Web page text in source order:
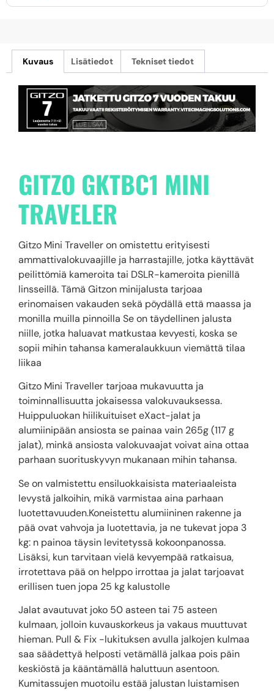
Kuvaus Lisätiedot Tekniset tiedot
GITZO GKTBC1 MINI
TRAVELER
Gitzo Mini Traveller on omistettu erityisesti
ammattivalokuvaajille ja harrastajille, jotka käyttävät
peilittömiä kameroita tai DSLR-kameroita pienillä
linsseillä. Tämä Gitzon minijalusta tarjoaa
erinomaisen vakauden sekä pöydällä että maassa ja
monilla muilla pinnoilla Se on täydellinen jalusta
niille, jotka haluavat matkustaa kevyesti, koska se
sopii mihin tahansa kameralaukkuun viemättä tilaa
liikaa
Gitzo Mini Traveller tarjoaa mukavuutta ja
toiminnallisuutta jokaisessa valokuvauksessa.
Huippuluokan hiilikuituiset eXact-jalat ja
alumiinipään ansiosta se painaa vain 265g (117 g
jalat), minkä ansiosta valokuvaajat voivat aina ottaa
parhaan suorituskyvyn mukanaan mihin tahansa.
Se on valmistettu ensiluokkaisista materiaaleista
levystä jalkoihin, mikä varmistaa aina parhaan
luotettavuuden.Koneistettu alumiininen rakenne ja
pää ovat vahvoja ja luotettavia, ja ne tukevat jopa 3
kg: n painoa täysin levitetyssä kokoonpanossa.
Lisäksi, kun tarvitaan vielä kevyempää ratkaisua,
irrotettava pää on helppo irrottaa ja jalat tarjoavat
erillisen tuen jopa 25 kg kalustolle
Jalat avautuvat joko 50 asteen tai 75 asteen
kulmaan, jolloin kuvauskorkeus ja vakaus muuttuvat
hieman. Pull & Fix -lukituksen avulla jalkojen kulmaa
saa säädettyä helposti vetämällä jalkaa pois päin
keskiöstä ja kääntämällä haluttuun asentoon.
Kumitassujen muotoilu estää jalustan luistamisen